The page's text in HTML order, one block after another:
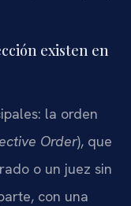
existen en
la orden
Order), que
o un juez sin
con una